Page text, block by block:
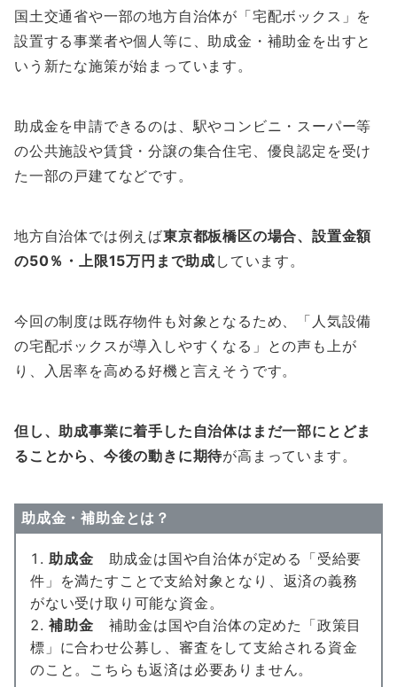
国土交通省や一部の地方自治体が 「宅配ボックス」を
設置する事業者や個人等に、助成金・補助金を出すと
いう新たな施策が始まっています。
助成金を申請できるのは、駅やコンビニ・スーパー等
の公共施設や賃貸・分譲の集合住宅、優良認定を受け
た一部の戸建てなどです。
地方自治体では例えば東京都板橋区の場合、設置金額
の50％・上限15万円まで助成 しています。
今回の制度は既存物件も対象となるため、「人気設備
の宅配ボックスが導入しやすくなる」との声も上が
り、入居率を高める好機と言えそうです。
但し、助成事業に着手した自治体はまだ一部にとどま
ることから、今後の動きに期待が高まっています。
助成金・補助金とは？
助成金 助成金は国や自治体が定める「受給要
件」を満たすことで支給対象となり、返済の義務
がない受け取り可能な資金。
補助金 補助金は国や自治体の定めた「政策目
標」に合わせ公募し、審査をして支給される資金
のこと。こちらも返済は必要ありません。